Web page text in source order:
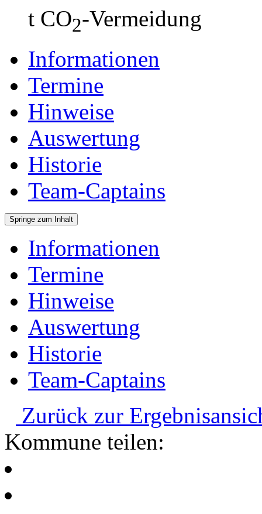
t CO2-Vermeidung
Informationen
Termine
Hinweise
Auswertung
Historie
Team-Captains
Springe zum Inhalt
Informationen
Termine
Hinweise
Auswertung
Historie
Team-Captains
Zurück zur
Kommune teilen: